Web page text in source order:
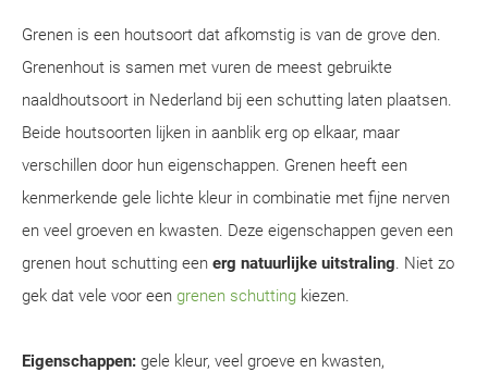
Grenen is een houtsoort dat afkomstig is van de grove den.
Grenenhout is samen met vuren de meest gebruikte
naaldhoutsoort in Nederland bij een schutting laten plaatsen.
Beide houtsoorten lijken in aanblik erg op elkaar, maar
verschillen door hun eigenschappen. Grenen heeft een
kenmerkende gele lichte kleur in combinatie met fijne nerven
en veel groeven en kwasten. Deze eigenschappen geven een
grenen hout schutting een erg natuurlijke uitstraling. Niet zo
gek dat vele voor een grenen schutting kiezen.
Eigenschappen: gele kleur, veel groeve en kwasten,